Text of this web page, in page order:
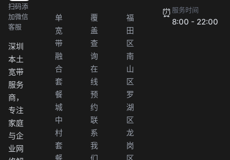
扫码添
加微信
客服
深圳
本土
宽带
服务
商，
专注
家庭
与企
业网
单
宽
带
融
合
套
餐
城
中
村
套
覆
盖
查
询
在
线
预
约
联
系
我
福
田
区
南
山
区
罗
湖
区
龙
岗
⏰ 服务时间
8:00 - 22:00